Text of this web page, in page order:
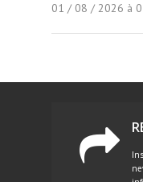
01 / 08 / 2026 à